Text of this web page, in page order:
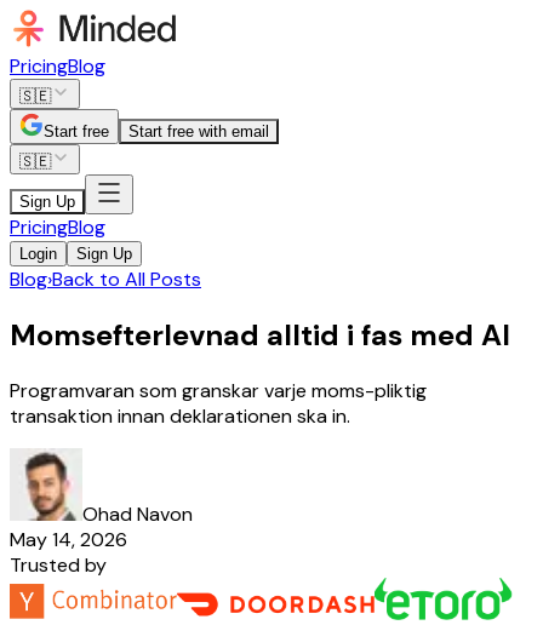
PricingBlog
🇸🇪
Start free
Start free with email
🇸🇪
Sign Up
PricingBlog
Login Sign Up
Blog›Back to All Posts
Momsefterlevnad alltid i fas med AI
Programvaran som granskar varje moms-pliktig
transaktion innan deklarationen ska in.
Ohad Navon
May 14, 2026
Trusted by